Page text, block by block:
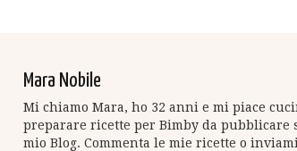
Mara Nobile
Mi chiamo Mara, ho 32 anni e mi piace
preparare ricette per Bimby da pubblicare
mio Blog. Commenta le mie ricette o